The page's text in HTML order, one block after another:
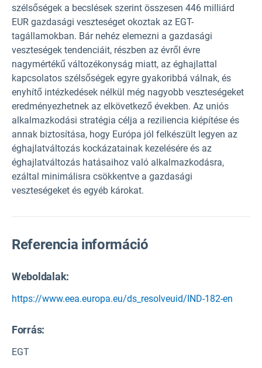
szélsőségek a becslések szerint összesen 446 milliárd
EUR gazdasági veszteséget okoztak az EGT-
tagállamokban. Bár nehéz elemezni a gazdasági
veszteségek tendenciáit, részben az évről évre
nagymértékű változékonyság miatt, az éghajlattal
kapcsolatos szélsőségek egyre gyakoribbá válnak, és
enyhítő intézkedések nélkül még nagyobb veszteségeket
eredményezhetnek az elkövetkező években. Az uniós
alkalmazkodási stratégia célja a reziliencia kiépítése és
annak biztosítása, hogy Európa jól felkészült legyen az
éghajlatváltozás kockázatainak kezelésére és az
éghajlatváltozás hatásaihoz való alkalmazkodásra,
ezáltal minimálisra csökkentve a gazdasági
veszteségeket és egyéb károkat.
Referencia információ
Weboldalak:
https://www.eea.europa.eu/ds_resolveuid/IND-182-en
Forrás:
EGT